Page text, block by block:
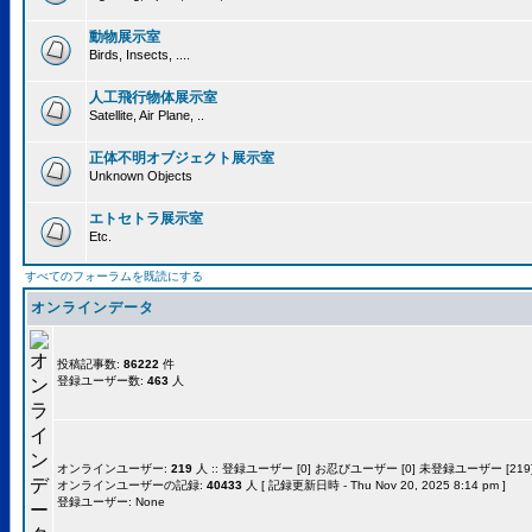
動物展示室
Birds, Insects, ....
人工飛行物体展示室
Satellite, Air Plane, ..
正体不明オブジェクト展示室
Unknown Objects
エトセトラ展示室
Etc.
すべてのフォーラムを既読にする
オンラインデータ
投稿記事数: 86222 件
登録ユーザー数: 463 人
オンラインユーザー: 219 人 :: 登録ユーザー [0] お忍びユーザー [0] 未登録ユーザー
オンラインユーザーの記録: 40433 人 [ 記録更新日時 - Thu Nov 20, 2025 8:14 pm ]
登録ユーザー: None